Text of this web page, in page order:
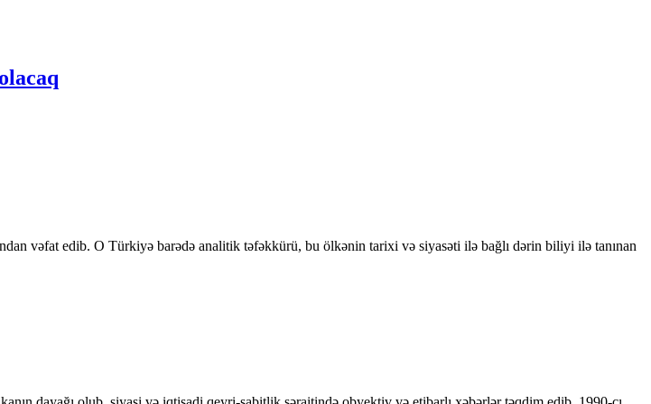
vəfat edib. O Türkiyə barədə analitik təfəkkürü, bu ölkənin tarixi və siyasəti ilə bağlı dərin biliyi ilə tanınan